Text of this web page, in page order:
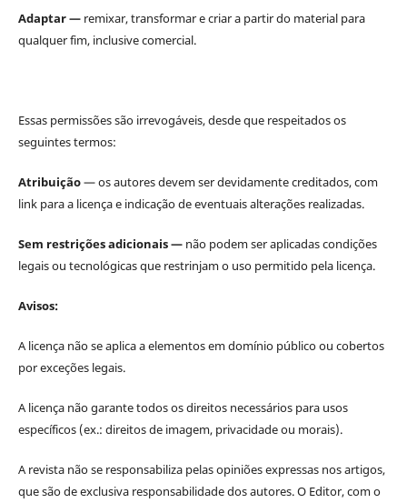
Adaptar —remixar, transformar e criar a partir do material para
qualquer fim, inclusive comercial.
Essas permissões são irrevogáveis, desde que respeitados os
seguintes termos:
Atribuição— os autores devem ser devidamente creditados, com
link para a licença e indicação de eventuais alterações realizadas.
Sem restrições adicionais — não podem ser aplicadas condições
legais ou tecnológicas que restrinjam o uso permitido pela licença.
Avisos:
A licença não se aplica a elementos em domínio público ou cobertos
por exceções legais.
A licença não garante todos os direitos necessários para usos
específicos (ex.: direitos de imagem, privacidade ou morais).
A revista não se responsabiliza pelas opiniões expressas nos artigos,
que são de exclusiva responsabilidade dos autores. O Editor, com o